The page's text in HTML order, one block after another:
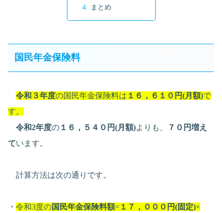
まとめ
国民年金保険料
令和３年度の国民年金保険料は １６，６１０円(月額)で
す。
令和2年度の １６，５４０円(月額)よりも、
７０円増え
ています。
計算方法は次の通りです。
・ 令和3度の国民年金保険料額= １７，０００円(固定)×